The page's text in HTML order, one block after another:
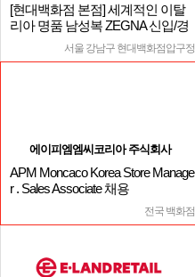
[현대백화점 본점] 세계적인 이탈
리아 명품 남성복 ZEGNA 신입/경
서울 강남구 현대백화점압구정
에이피엠엠씨코리아 주식회사
APM Moncaco Korea Store Manage
r . Sales Associate 채용
전국 백화점